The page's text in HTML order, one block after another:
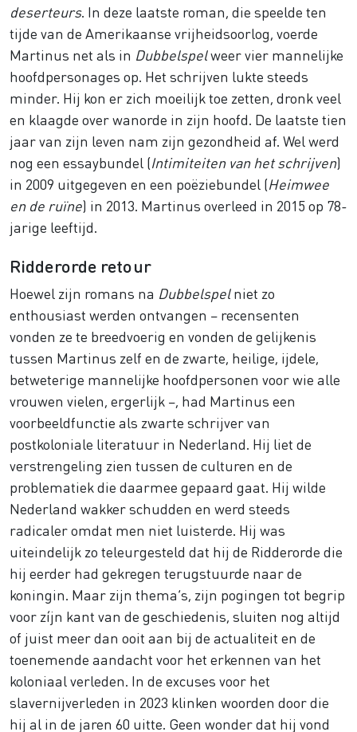
deserteurs. In deze laatste roman, die speelde ten
tijde van de Amerikaanse vrijheidsoorlog, voerde
Martinus net als in Dubbelspelweer vier mannelijke
hoofdpersonages op. Het schrijven lukte steeds
minder. Hij kon er zich moeilijk toe zetten, dronk veel
en klaagde over wanorde in zijn hoofd. De laatste tien
jaar van zijn leven nam zijn gezondheid af. Wel werd
nog een essaybundel (Intimiteiten van het schrijven)
in 2009 uitgegeven en een poëziebundel (Heimwee
en de ruïne) in 2013. Martinus overleed in 2015 op 78-
jarige leeftijd.
Ridderorde retour
Hoewel zijn romans na Dubbelspelniet zo
enthousiast werden ontvangen – recensenten
vonden ze te breedvoerig en vonden de gelijkenis
tussen Martinus zelf en de zwarte, heilige, ijdele,
betweterige mannelijke hoofdpersonen voor wie alle
vrouwen vielen, ergerlijk –, had Martinus een
voorbeeldfunctie als zwarte schrijver van
postkoloniale literatuur in Nederland. Hij liet de
verstrengeling zien tussen de culturen en de
problematiek die daarmee gepaard gaat. Hij wilde
Nederland wakker schudden en werd steeds
radicaler omdat men niet luisterde. Hij was
uiteindelijk zo teleurgesteld dat hij de Ridderorde die
hij eerder had gekregen terugstuurde naar de
koningin. Maar zijn thema’s, zijn pogingen tot begrip
voor zíjn kant van de geschiedenis, sluiten nog altijd
of juist meer dan ooit aan bij de actualiteit en de
toenemende aandacht voor het erkennen van het
koloniaal verleden. In de excuses voor het
slavernijverleden in 2023 klinken woorden door die
hij al in de jaren 60 uitte. Geen wonder dat hij vond